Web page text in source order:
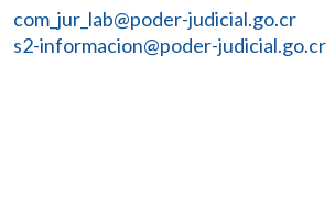
com_jur_lab@poder-judicial.go.cr
s2-informacion@poder-judicial.go.cr